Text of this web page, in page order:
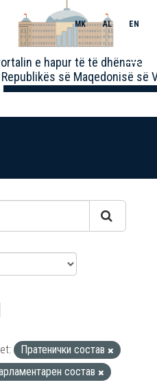
e hapur të të dhënave
së Maqedonisë së
MK AL EN
Toggle
Пратенички состав
состав